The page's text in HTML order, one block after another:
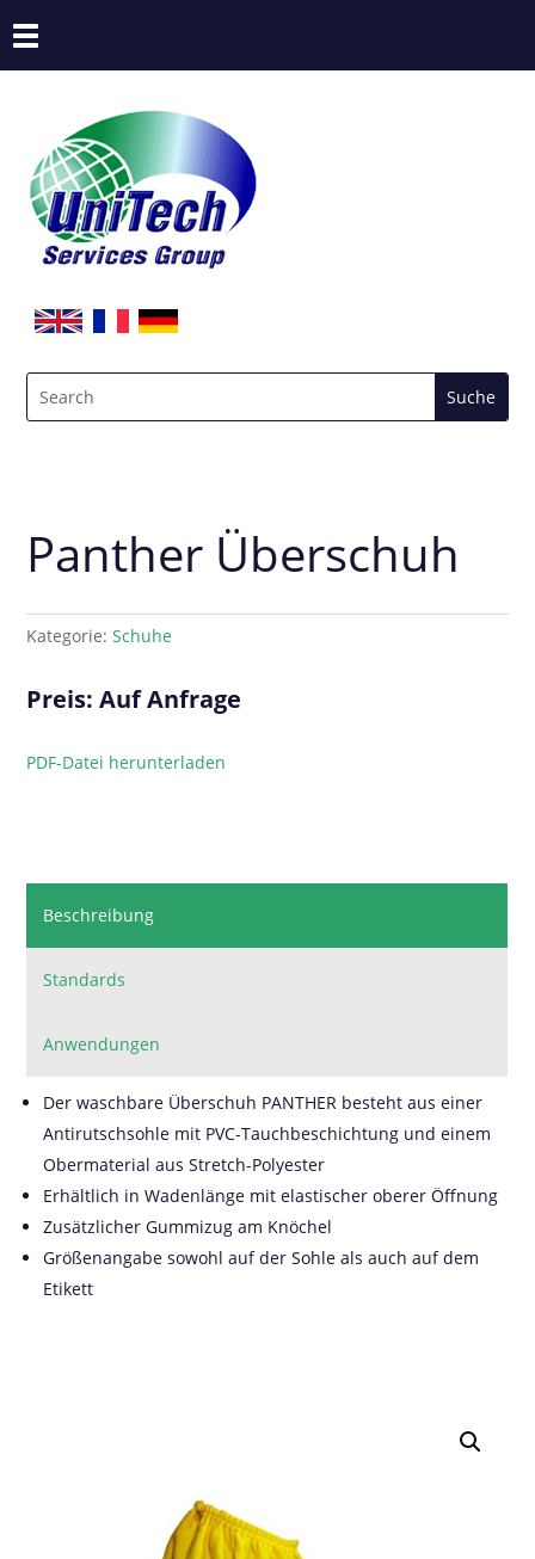
Panther Überschuh
Kategorie:Schuhe
Preis: Auf Anfrage
PDF-Datei herunterladen
Beschreibung
Standards
Anwendungen
Der waschbare Überschuh PANTHER besteht aus einer
Antirutschsohle mit PVC-Tauchbeschichtung und einem
Obermaterial aus Stretch-Polyester
Erhältlich in Wadenlänge mit elastischer oberer Öffnung
Zusätzlicher Gummizug am Knöchel
Größenangabe sowohl auf der Sohle als auch auf dem
Etikett